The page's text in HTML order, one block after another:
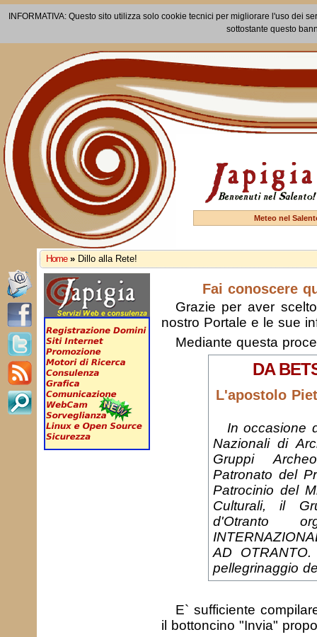
INFORMATIVA: Questo sito utilizza solo cookie tecnici per migliorare l'uso dei
sottostante questo
Meteo nel
Home » Dillo alla Rete!
Fai conoscere
Grazie per aver
nostro Portale e le sue
Mediante questa
DA
L'apostolo
In occasione
Nazionali di
Gruppi
Patronato del
Patrocinio del
Culturali, il
d'Otranto
AD
pellegrinaggio
E` sufficiente
il bottoncino "Invia"